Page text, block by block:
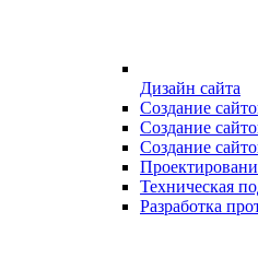
Дизайн сайта
Создание
Создание
Создание
Техническая
Разработка